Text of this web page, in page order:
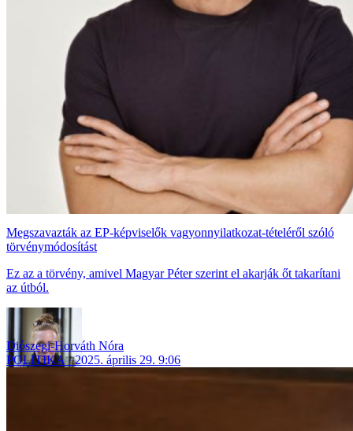
Megszavazták az EP-képviselők vagyonnyilatkozat-tételéről szóló
törvénymódosítást
Ez az a törvény, amivel Magyar Péter szerint el akarják őt takarítani
az útból.
Diószegi-Horváth Nóra
POLITIKA
2025. április 29. 9:06